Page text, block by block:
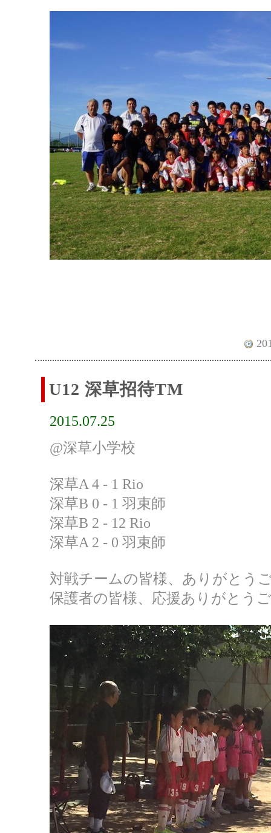
U12 深草招待TM
2015.07.25
@深草小学校
深草A 4 - 1 Rio
深草B 0 - 1 羽束師
深草B 2 - 12 Rio
深草A 2 - 0 羽束師
対戦チームの皆様、ありがとう
保護者の皆様、応援ありがとう